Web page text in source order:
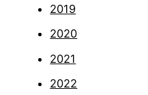
2019
2020
2021
2022